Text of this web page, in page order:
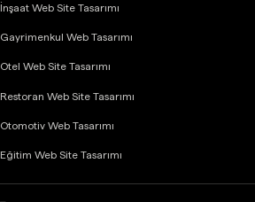
İnşaat Web Site Tasarımı
Gayrimenkul Web Tasarımı
Otel Web Site Tasarımı
Restoran Web Site Tasarımı
Otomotiv Web Tasarımı
Eğitim Web Site Tasarımı